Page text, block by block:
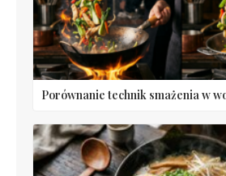
Porównanie technik smażenia w